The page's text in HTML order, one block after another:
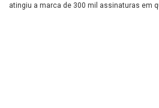
atingiu a marca de 300 mil assinaturas em